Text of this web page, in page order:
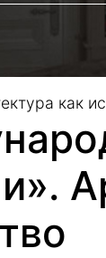
как